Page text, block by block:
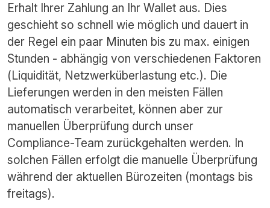
Erhalt Ihrer Zahlung an Ihr Wallet aus. Dies
geschieht so schnell wie möglich und dauert in
der Regel ein paar Minuten bis zu max. einigen
Stunden - abhängig von verschiedenen Faktoren
(Liquidität, Netzwerküberlastung etc.). Die
Lieferungen werden in den meisten Fällen
automatisch verarbeitet, können aber zur
manuellen Überprüfung durch unser
Compliance-Team zurückgehalten werden. In
solchen Fällen erfolgt die manuelle Überprüfung
während der aktuellen Bürozeiten (montags bis
freitags).